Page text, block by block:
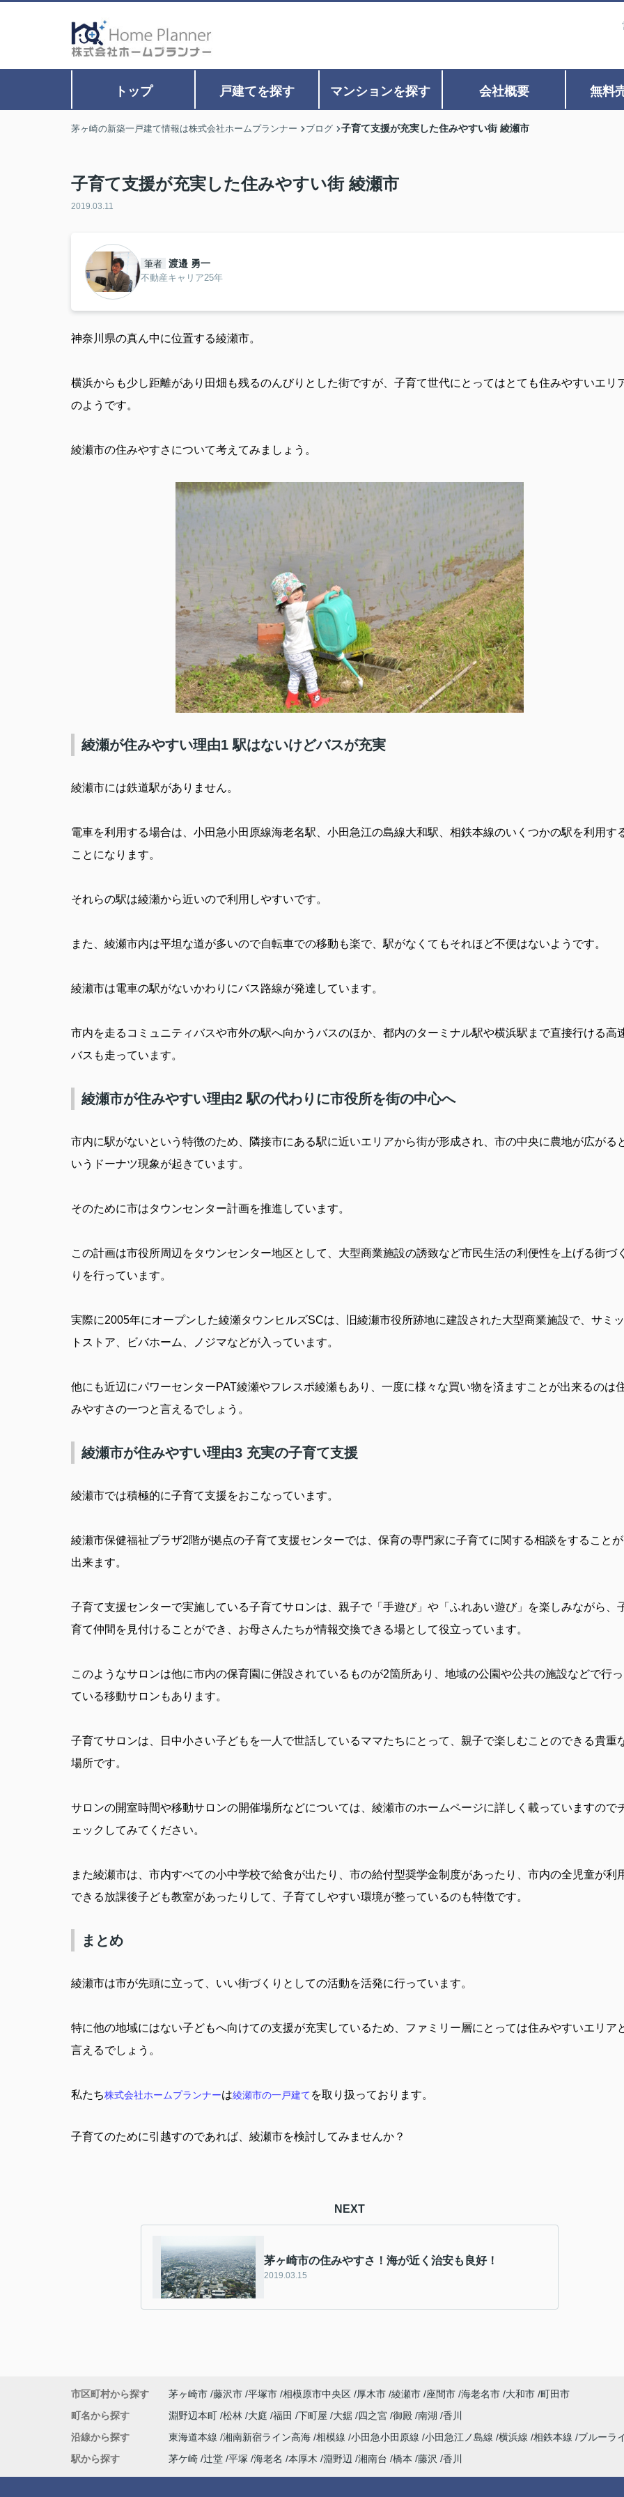
トップ 戸建てを探す マンションを探す 会社概要 無料
茅ヶ崎の新築一戸建て情報は株式会社ホームプランナー ブログ 子育て支援が充実した住みやすい街 綾瀬市
子育て支援が充実した住みやすい街 綾瀬市
2019.03.11
筆者 渡邉 勇一
不動産キャリア25年
神奈川県の真ん中に位置する綾瀬市。
横浜からも少し距離があり田畑も残るのんびりとした街ですが、子育て世代にとってはとても住みやすいエリ
のようです。
綾瀬市の住みやすさについて考えてみましょう。
綾瀬が住みやすい理由1 駅はないけどバスが充実
綾瀬市には鉄道駅がありません。
電車を利用する場合は、小田急小田原線海老名駅、小田急江の島線大和駅、相鉄本線のいくつかの駅を利用す
ことになります。
それらの駅は綾瀬から近いので利用しやすいです。
また、綾瀬市内は平坦な道が多いので自転車での移動も楽で、駅がなくてもそれほど不便はないようです。
綾瀬市は電車の駅がないかわりにバス路線が発達しています。
市内を走るコミュニティバスや市外の駅へ向かうバスのほか、都内のターミナル駅や横浜駅まで直接行ける高
バスも走っています。
綾瀬市が住みやすい理由2 駅の代わりに市役所を街の中心へ
市内に駅がないという特徴のため、隣接市にある駅に近いエリアから街が形成され、市の中央に農地が広がる
いうドーナツ現象が起きています。
そのために市はタウンセンター計画を推進しています。
この計画は市役所周辺をタウンセンター地区として、大型商業施設の誘致など市民生活の利便性を上げる街づ
りを行っています。
実際に2005年にオープンした綾瀬タウンヒルズSCは、旧綾瀬市役所跡地に建設された大型商業施設で、サミッ
トストア、ビバホーム、ノジマなどが入っています。
他にも近辺にパワーセンターPAT綾瀬やフレスポ綾瀬もあり、一度に様々な買い物を済ますことが出来るのは
みやすさの一つと言えるでしょう。
綾瀬市が住みやすい理由3 充実の子育て支援
綾瀬市では積極的に子育て支援をおこなっています。
綾瀬市保健福祉プラザ2階が拠点の子育て支援センターでは、保育の専門家に子育てに関する相談をすることが
出来ます。
子育て支援センターで実施している子育てサロンは、親子で「手遊び」や「ふれあい遊び」を楽しみながら、
育て仲間を見付けることができ、お母さんたちが情報交換できる場として役立っています。
このようなサロンは他に市内の保育園に併設されているものが2箇所あり、地域の公園や公共の施設などで行っ
ている移動サロンもあります。
子育てサロンは、日中小さい子どもを一人で世話しているママたちにとって、親子で楽しむことのできる貴重
場所です。
サロンの開室時間や移動サロンの開催場所などについては、綾瀬市のホームページに詳しく載っていますので
ェックしてみてください。
また綾瀬市は、市内すべての小中学校で給食が出たり、市の給付型奨学金制度があったり、市内の全児童が利
できる放課後子ども教室があったりして、子育てしやすい環境が整っているのも特徴です。
まとめ
綾瀬市は市が先頭に立って、いい街づくりとしての活動を活発に行っています。
特に他の地域にはない子どもへ向けての支援が充実しているため、ファミリー層にとっては住みやすいエリア
言えるでしょう。
私たち株式会社ホームプランナーは綾瀬市の一戸建てを取り扱っております。
子育てのために引越すのであれば、綾瀬市を検討してみませんか？
NEXT
茅ヶ崎市の住みやすさ！海が近く治安も良好！
2019.03.15
市区町村から探す 茅ヶ崎市 藤沢市 平塚市 相模原市中央区 厚木市 綾瀬市 座間市 海老名市 大和市 町田市
町名から探す
淵野辺本町 松林 大庭 福田 下町屋 大鋸 四之宮 御殿 南湖 香川
沿線から探す
東海道本線 湘南新宿ライン高海 相模線 小田急小田原線 小田急江ノ島線 横浜線 相鉄本線
ブルーラ
駅から探す
茅ケ崎 辻堂 平塚 海老名 本厚木 淵野辺 湘南台 橋本 藤沢 香川